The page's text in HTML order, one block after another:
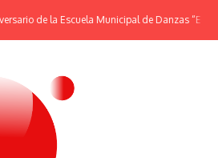
de la Escuela Municipal de Danzas “El